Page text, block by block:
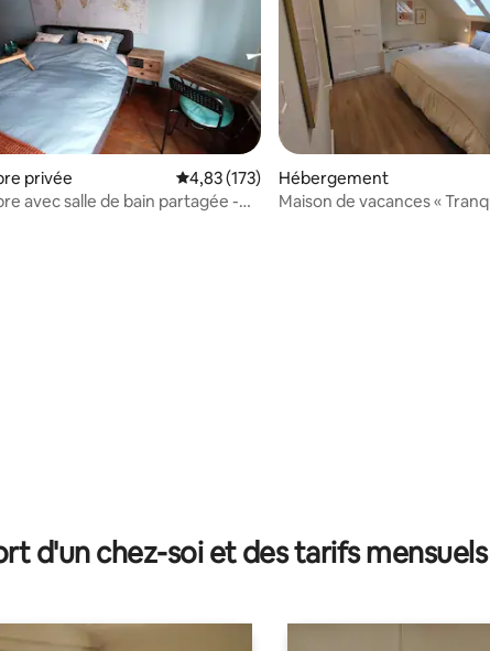
la base de 13 commentaires : 4,85 sur 5
privée Évaluation moyenne sur la base de 173
4,83 (173)
avec salle de bain partagée -
Hébergement
Maison de vacances «
d'un chez-soi et des tarifs